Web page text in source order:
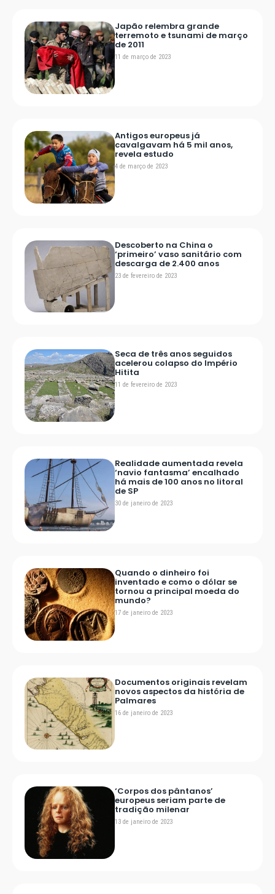
Japão relembra grande
terremoto e tsunami de março
de 2011
11 de março de 2023
Antigos europeus já
cavalgavam há 5 mil anos,
revela estudo
4 de março de 2023
Descoberto na China o
‘primeiro’ vaso sanitário com
descarga de 2.400 anos
23 de fevereiro de 2023
Seca de três anos seguidos
acelerou colapso do Império
Hitita
11 de fevereiro de 2023
Realidade aumentada revela
‘navio fantasma’ encalhado
há mais de 100 anos no litoral
de SP
30 de janeiro de 2023
Quando o dinheiro foi
inventado e como o dólar se
tornou a principal moeda do
mundo?
17 de janeiro de 2023
Documentos originais revelam
novos aspectos da história de
Palmares
16 de janeiro de 2023
‘Corpos dos pântanos’
europeus seriam parte de
tradição milenar
13 de janeiro de 2023